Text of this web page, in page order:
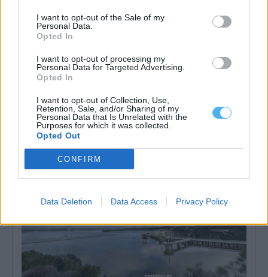
I want to opt-out of the Sale of my
Personal Data.
Opted In
I want to opt-out of processing my
Personal Data for Targeted Advertising.
Opted In
I want to opt-out of Collection, Use,
Retention, Sale, and/or Sharing of my
Personal Data that Is Unrelated with the
Purposes for which it was collected.
Opted Out
CONFIRM
Data Deletion Data Access Privacy Policy
Alcácer do Sal lança concurso de 4,7 milhões para ampliar
área empresarial
A Câmara Municipal de Alcácer do Sal lançou o concurso público
para a ampliação...
5 Agosto, 2026 - 11:51